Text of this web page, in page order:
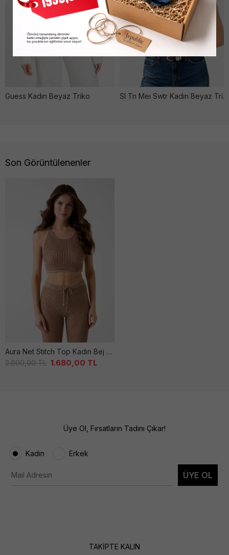
Guess Kadın Beyaz Triko Sl Tn Meı Swtr Kadın Beyaz Tri̇ko
Son Görüntülenenler
Aura Net Stıtch Top Kadın Bej Tri̇ko
2.800,00TL 1.680,00 TL
Üye Ol, Fırsatların Tadını Çıkar!
Kadın Erkek
ÜYE OL
TAKİPTE KALIN